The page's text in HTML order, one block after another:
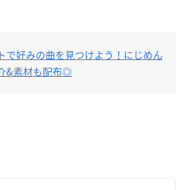
で好みの曲を見つけよう！にじめん
&素材も配布◎